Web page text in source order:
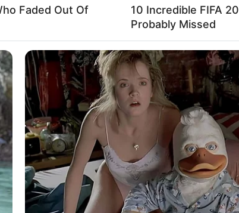
Faded Out Of
10 Incredible FIFA
Probably Missed